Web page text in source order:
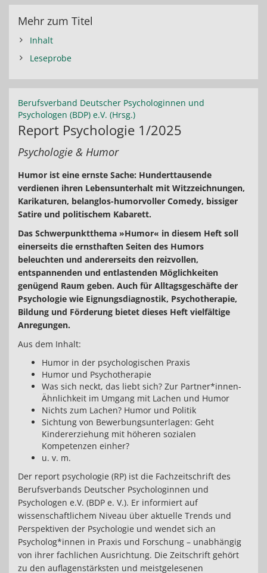
Mehr zum Titel
Inhalt
Leseprobe
Berufsverband Deutscher Psychologinnen und
Psychologen (BDP) e.V. (Hrsg.)
Report Psychologie 1/2025
Psychologie & Humor
Humor ist eine ernste Sache: Hunderttausende
verdienen ihren Lebensunterhalt mit Witzzeichnungen,
Karikaturen, belanglos-humorvoller Comedy, bissiger
Satire und politischem Kabarett.
Das Schwerpunktthema »Humor« in diesem Heft soll
einerseits die ernsthaften Seiten des Humors
beleuchten und andererseits den reizvollen,
entspannenden und entlastenden Möglichkeiten
genügend Raum geben. Auch für Alltagsgeschäfte der
Psychologie wie Eignungsdiagnostik, Psychotherapie,
Bildung und Förderung bietet dieses Heft vielfältige
Anregungen.
Aus dem Inhalt:
Humor in der psychologischen Praxis
Humor und Psychotherapie
Was sich neckt, das liebt sich? Zur Partner*innen-
Ähnlichkeit im Umgang mit Lachen und Humor
Nichts zum Lachen? Humor und Politik
Sichtung von Bewerbungsunterlagen: Geht
Kindererziehung mit höheren sozialen
Kompetenzen einher?
u. v. m.
Der report psychologie (RP) ist die Fachzeitschrift des
Berufsverbands Deutscher Psychologinnen und
Psychologen e.V. (BDP e. V.). Er informiert auf
wissenschaftlichem Niveau über aktuelle Trends und
Perspektiven der Psychologie und wendet sich an
Psycholog*innen in Praxis und Forschung – unabhängig
von ihrer fachlichen Ausrichtung. Die Zeitschrift gehört
zu den auflagenstärksten und meistgelesenen